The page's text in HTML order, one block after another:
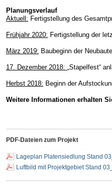
Planungsverlauf
Aktuell: Fertigstellung des
Frühjahr 2020: Fertigstellung der
März 2019: Baubeginn der
17. Dezember 2018: „Stapelfest“
Herbst 2018: Beginn der
Weitere Informationen erhalten
PDF-Dateien zum Projekt
Lageplan Platensiedlung Stand
Luftbild mit Projektgebiet Stand